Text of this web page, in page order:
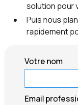
solution pour
Puis nous
rapidement
Votre nom
Email